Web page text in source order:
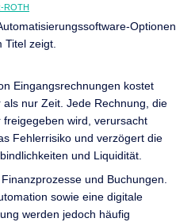
ROTH
Eingangsrechnungen kostet
nur Zeit. Jede Rechnung, die
wird, verursacht
Fehlerrisiko und verzögert die
und Liquidität.
und Buchungen.
sowie eine digitale
werden jedoch häufig